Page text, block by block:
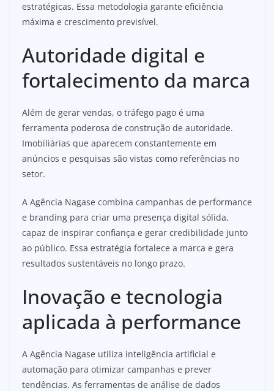
estratégicas. Essa metodologia garante eficiência
máxima e crescimento previsível.
Autoridade digital e
fortalecimento da marca
Além de gerar vendas, o tráfego pago é uma
ferramenta poderosa de construção de autoridade.
Imobiliárias que aparecem constantemente em
anúncios e pesquisas são vistas como referências no
setor.
A Agência Nagase combina campanhas de performance
e branding para criar uma presença digital sólida,
capaz de inspirar confiança e gerar credibilidade junto
ao público. Essa estratégia fortalece a marca e gera
resultados sustentáveis no longo prazo.
Inovação e tecnologia
aplicada à performance
A Agência Nagase utiliza inteligência artificial e
automação para otimizar campanhas e prever
tendências. As ferramentas de análise de dados